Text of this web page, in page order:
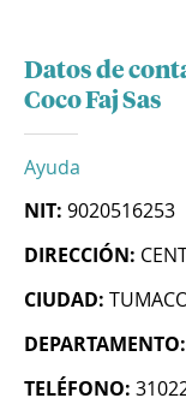
Datos de
Coco Faj Sas
Ayuda
NIT: 9020516253
DIRECCIÓN:
CIUDAD:
DEPARTAMENTO:
TELÉFONO: